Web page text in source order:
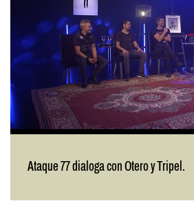
Ataque 77 dialoga con Otero y Tripel.